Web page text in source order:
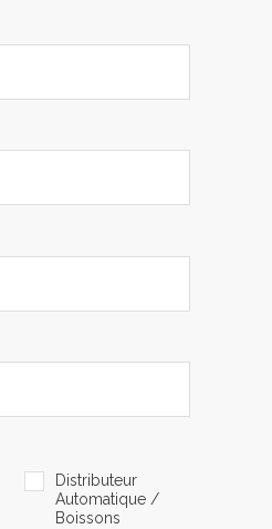
Distributeur
Automatique /
Boissons